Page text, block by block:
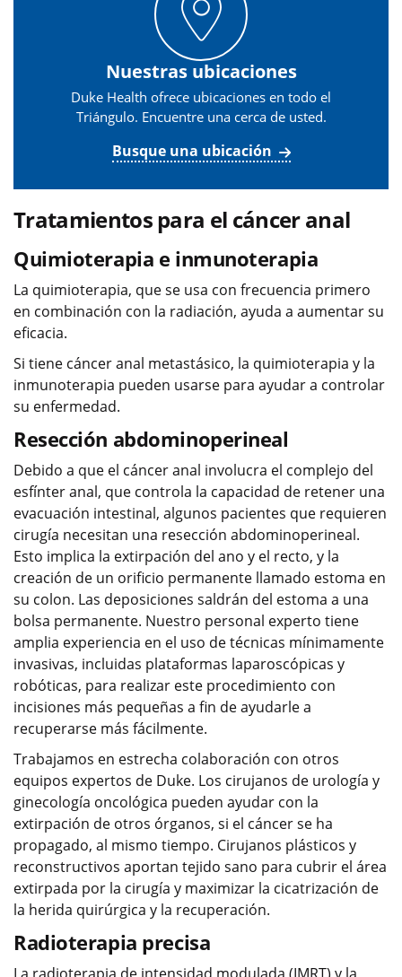
Nuestras ubicaciones
Duke Health ofrece ubicaciones en todo el
Triángulo. Encuentre una cerca de usted.
Busque una ubicación
Tratamientos para el cáncer anal
Quimioterapia e inmunoterapia
La quimioterapia, que se usa con frecuencia primero
en combinación con la radiación, ayuda a aumentar su
eficacia.
Si tiene cáncer anal metastásico, la quimioterapia y la
inmunoterapia pueden usarse para ayudar a controlar
su enfermedad.
Resección abdominoperineal
Debido a que el cáncer anal involucra el complejo del
esfínter anal, que controla la capacidad de retener una
evacuación intestinal, algunos pacientes que requieren
cirugía necesitan una resección abdominoperineal.
Esto implica la extirpación del ano y el recto, y la
creación de un orificio permanente llamado estoma en
su colon. Las deposiciones saldrán del estoma a una
bolsa permanente. Nuestro personal experto tiene
amplia experiencia en el uso de técnicas mínimamente
invasivas, incluidas plataformas laparoscópicas y
robóticas, para realizar este procedimiento con
incisiones más pequeñas a fin de ayudarle a
recuperarse más fácilmente.
Trabajamos en estrecha colaboración con otros
equipos expertos de Duke. Los cirujanos de urología y
ginecología oncológica pueden ayudar con la
extirpación de otros órganos, si el cáncer se ha
propagado, al mismo tiempo. Cirujanos plásticos y
reconstructivos aportan tejido sano para cubrir el área
extirpada por la cirugía y maximizar la cicatrización de
la herida quirúrgica y la recuperación.
Radioterapia precisa
La radioterapia de intensidad modulada (IMRT) y la